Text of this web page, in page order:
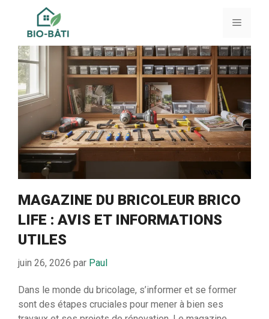
contenu
Menu
MAGAZINE DU BRICOLEUR BRICO
LIFE : AVIS ET INFORMATIONS
UTILES
juin 26, 2026 par Paul
Dans le monde du bricolage, s’informer et se former
sont des étapes cruciales pour mener à bien ses